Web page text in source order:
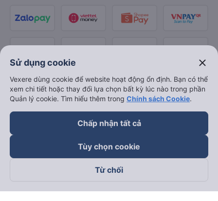
Theo dõi chúng tôi trên
Sử dụng cookie close
Vexere dùng cookie để website hoạt động ổn định. Bạn có thể
xem chi tiết hoặc thay đổi lựa chọn bất kỳ lúc nào trong phần
Quản lý cookie. Tìm hiểu thêm trong Chính sách Cookie.
Chấp nhận tất cả
Tùy chọn cookie
Từ chối